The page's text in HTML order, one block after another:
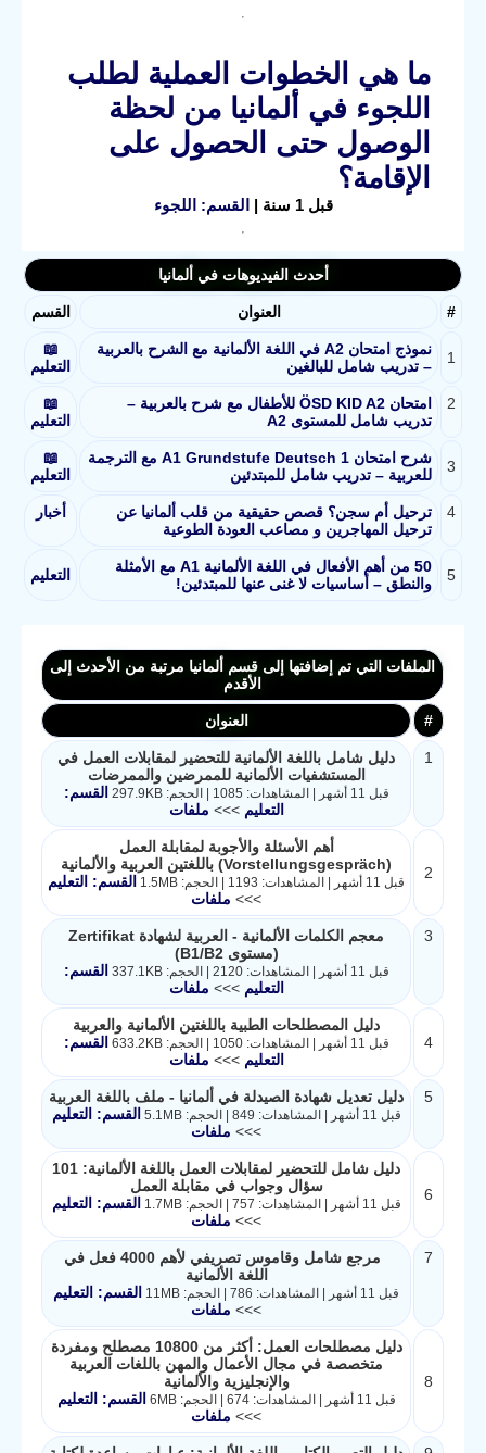
ما هي الخطوات العملية لطلب
اللجوء في ألمانيا من لحظة
الوصول حتى الحصول على
الإقامة؟
قبل 1 سنة | القسم: اللجوء
أحدث الفيديوهات في ألمانيا
# العنوان القسم
1
نموذج امتحان A2 في اللغة الألمانية مع الشرح بالعربية
– تدريب شامل للبالغين
📖
التعليم
2
امتحان ÖSD KID A2 للأطفال مع شرح بالعربية –
تدريب شامل للمستوى A2
📖
التعليم
3
شرح امتحان A1 Grundstufe Deutsch 1 مع الترجمة
للعربية – تدريب شامل للمبتدئين
📖
التعليم
4
ترحيل أم سجن؟ قصص حقيقية من قلب ألمانيا عن
ترحيل المهاجرين و مصاعب العودة الطوعية
أخبار
5
50 من أهم الأفعال في اللغة الألمانية A1 مع الأمثلة
والنطق – أساسيات لا غنى عنها للمبتدئين!
التعليم
الملفات التي تم إضافتها إلى قسم ألمانيا مرتبة من الأحدث إلى
الأقدم
# العنوان
1
دليل شامل باللغة الألمانية للتحضير لمقابلات العمل في
المستشفيات الألمانية للممرضين والممرضات
قبل 11 أشهر | المشاهدات: 1085 | الحجم: 297.9KB
القسم:
التعليم>>> ملفات
2
أهم الأسئلة والأجوبة لمقابلة العمل
(Vorstellungsgespräch) باللغتين العربية والألمانية
قبل 11 أشهر | المشاهدات: 1193 | الحجم: 1.5MB
القسم: التعليم
>>> ملفات
3
معجم الكلمات الألمانية - العربية لشهادة Zertifikat
(مستوى B1/B2)
قبل 11 أشهر | المشاهدات: 2120 | الحجم: 337.1KB
القسم:
التعليم>>> ملفات
4
دليل المصطلحات الطبية باللغتين الألمانية والعربية
قبل 11 أشهر | المشاهدات: 1050 | الحجم: 633.2KB
القسم:
التعليم>>> ملفات
5 دليل تعديل شهادة الصيدلة في ألمانيا - ملف باللغة العربية
قبل 11 أشهر | المشاهدات: 849 | الحجم: 5.1MB
القسم: التعليم
>>> ملفات
6
دليل شامل للتحضير لمقابلات العمل باللغة الألمانية: 101
سؤال وجواب في مقابلة العمل
قبل 11 أشهر | المشاهدات: 757 | الحجم: 1.7MB
القسم: التعليم
>>> ملفات
7
مرجع شامل وقاموس تصريفي لأهم 4000 فعل في
اللغة الألمانية
قبل 11 أشهر | المشاهدات: 786 | الحجم: 11MB
القسم: التعليم
>>> ملفات
8
دليل مصطلحات العمل: أكثر من 10800 مصطلح ومفردة
متخصصة في مجال الأعمال والمهن باللغات العربية
والإنجليزية والألمانية
قبل 11 أشهر | المشاهدات: 674 | الحجم: 6MB
القسم: التعليم
>>> ملفات